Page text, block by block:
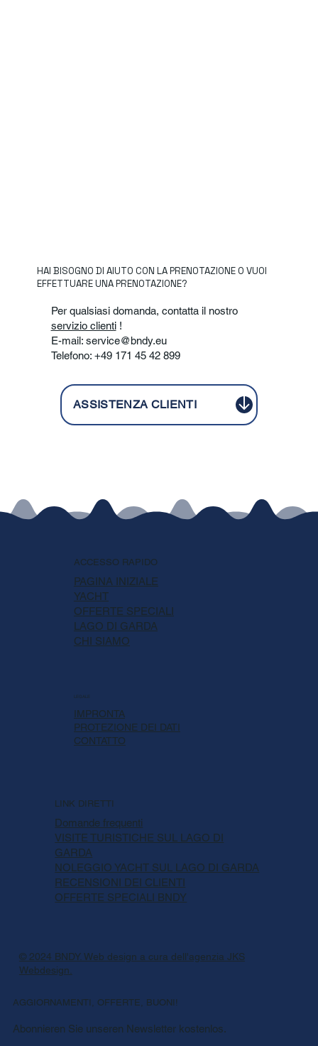
HAI BISOGNO DI AIUTO CON LA PRENOTAZIONE O VUOI
EFFETTUARE UNA PRENOTAZIONE?
Per qualsiasi domanda, contatta il nostro
servizio clienti!
E-mail: service@bndy.eu
Telefono: +49 171 45 42 899
ASSISTENZA CLIENTI
© 2024 BNDY. Web design a cura dell'agenzia JKS
Webdesign.
ACCESSO RAPIDO
PAGINA INIZIALE
YACHT
OFFERTE SPECIALI
LAGO DI GARDA
CHI SIAMO
LINK DIRETTI
Domande frequenti
VISITE TURISTICHE SUL LAGO DI
GARDA
NOLEGGIO YACHT SUL LAGO DI GARDA
RECENSIONI DEI CLIENTI
OFFERTE SPECIALI BNDY
LEGALE
IMPRONTA
PROTEZIONE DEI DATI
CONTATTO
AGGIORNAMENTI, OFFERTE, BUONI!
Abonnieren Sie unseren Newsletter kostenlos.